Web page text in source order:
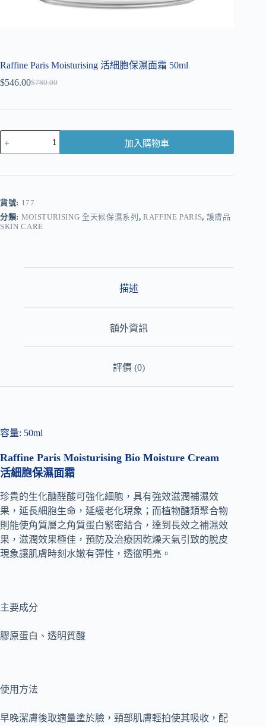
Raffine Paris Moisturising 活細胞保濕面霜 50ml
$780.00
$546.00
加入購物車
r
n
a
貨號: 177
分類: MOISTURISING 全天候保濕系列 , RAFFINE PARIS, 護膚品
SKIN CARE
描述
額外資訊
評價 (0)
容量: 50ml
Raffine Paris Moisturising Bio Moisture Cream
活細胞保濕面霜
珍貴的生化醣醛酸可強化細胞，具有強效滋潤補濕效
果，延長細胞生命，延緩老化現象；而植物醣類聚合物
則能使角質層之角質蛋白緊密結合，達到長效之補濕效
果，滋潤效果極佳，預防及治療因乾燥天氣引致的脫皮
現象讓肌膚時刻水嫩有彈性，透徹明亮。
主要成分
膠原蛋白、透明質酸
使用方法
早晚潔膚後取適量塗於臉，頸部肌膚輕拍使其吸收，配